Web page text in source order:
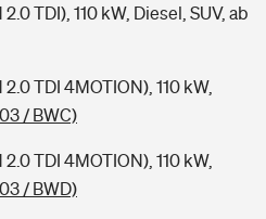
TDI), 110 kW, Diesel, SUV, ab
TDI 4MOTION), 110 kW,
/ BWC)
TDI 4MOTION), 110 kW,
/ BWD)